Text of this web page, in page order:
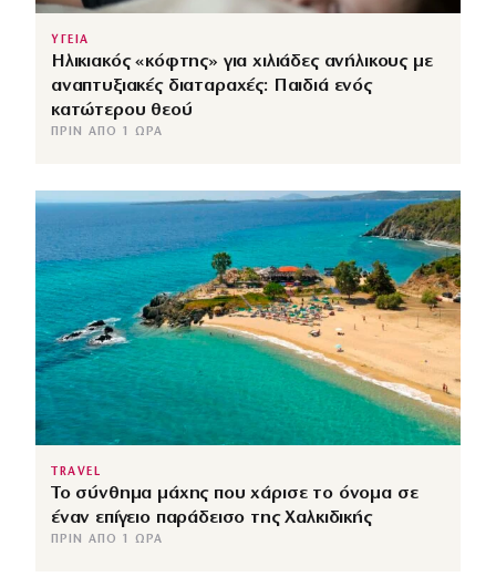
ΥΓΕΙΑ
Ηλικιακός «κόφτης» για χιλιάδες ανήλικους με
αναπτυξιακές διαταραχές: Παιδιά ενός
κατώτερου θεού
ΠΡΙΝ ΑΠΌ 1 ΏΡΑ
TRAVEL
Το σύνθημα μάχης που χάρισε το όνομα σε
έναν επίγειο παράδεισο της Χαλκιδικής
ΠΡΙΝ ΑΠΌ 1 ΏΡΑ